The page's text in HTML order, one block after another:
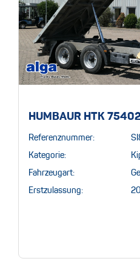
HUMBAUR HTK
Referenznummer:
Kategorie:
Fahrzeugart:
Erstzulassung: